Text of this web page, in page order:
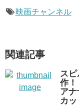
映画チャンネル
関連記事
ス
作！
ア
カ